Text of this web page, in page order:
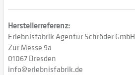
Herstellerreferenz:
Erlebnisfabrik Agentur Schröder GmbH
Zur Messe 9a
01067 Dresden
info@erlebnisfabrik.de